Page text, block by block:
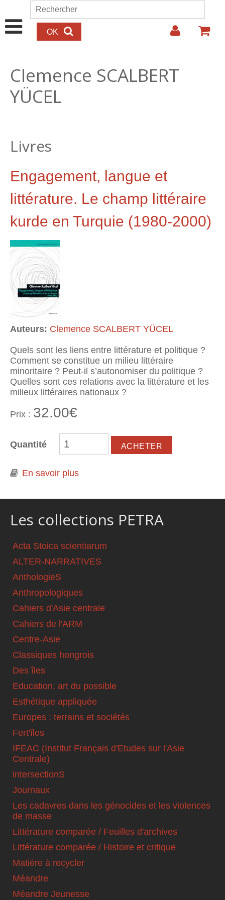
Aller au contenu principal
Formulaire de recherche
Rechercher
Clemence SCALBERT
YÜCEL
Livres
Engagement, langue et
littérature. Le champ littéraire
kurde en Turquie (1980-2000)
Auteurs: Clemence SCALBERT YÜCEL
Quels sont les liens entre littérature et politique ?
Comment se constitue un milieu littéraire
minoritaire ? Peut-il s’autonomiser du politique ?
Quelles sont ces relations avec la littérature et les
milieux littéraires nationaux ?
Prix : 32.00€
Quantité
En savoir plus
Les collections PETRA
Acta Stoica scientiarum
ALTER-NARRATIVES
AnthologieS
Anthropologiques
Cahiers d'Asie centrale
Cahiers de l'ARM
Centre-Asie
Classiques hongrois
Des îles
Education, art du possible
Esthétique appliquée
Europes : terrains et sociétés
Fert'îles
IFEAC (Institut Français d'Etudes sur l'Asie
Centrale)
intersectionS
Journaux
Les cadavres dans les génocides et les violences
de masse
Littérature comparée / Feuilles d'archives
Littérature comparée / Histoire et critique
Matière à recycler
Méandre
Méandre Jeunesse